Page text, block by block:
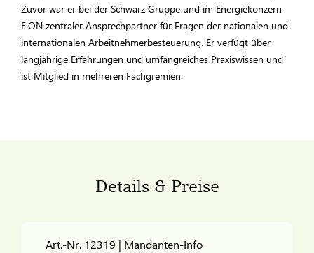
Zuvor war er bei der Schwarz Gruppe und im Energiekonzern
E.ON zentraler Ansprechpartner für Fragen der nationalen und
internationalen Arbeitnehmerbesteuerung. Er verfügt über
langjährige Erfahrungen und umfangreiches Praxiswissen und
ist Mitglied in mehreren Fachgremien.
Details & Preise
Art.-Nr. 12319 | Mandanten-Info